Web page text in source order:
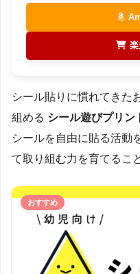
シール貼りに慣れてきた
組める シール遊びプリン
シールを自由に貼る活動
て取り組む力を育てるこ